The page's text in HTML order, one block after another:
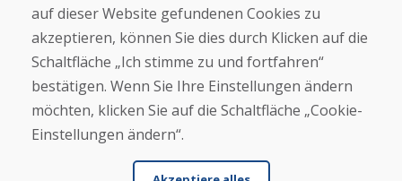
Zahlung
Beschwerde
Rückgabe und Umtausch von Waren
Cookies
auf dieser Website gefundenen Cookies zu
akzeptieren, können Sie dies durch Klicken auf die
Schaltfläche „Ich stimme zu und fortfahren“
bestätigen. Wenn Sie Ihre Einstellungen ändern
möchten, klicken Sie auf die Schaltfläche „Cookie-
Einstellungen ändern“.